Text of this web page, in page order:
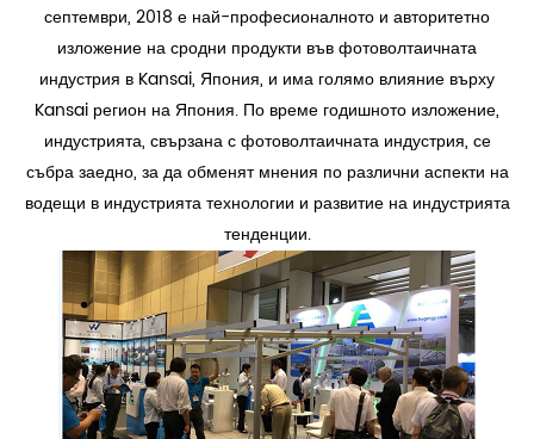
септември, 2018 е най-професионалното и авторитетно
изложение на сродни продукти във фотоволтаичната
индустрия в Kansai, Япония, и има голямо влияние върху
Kansai регион на Япония. По време годишното изложение,
индустрията, свързана с фотоволтаичната индустрия, се
събра заедно, за да обменят мнения по различни аспекти на
водещи в индустрията технологии и развитие на индустрията
тенденции.